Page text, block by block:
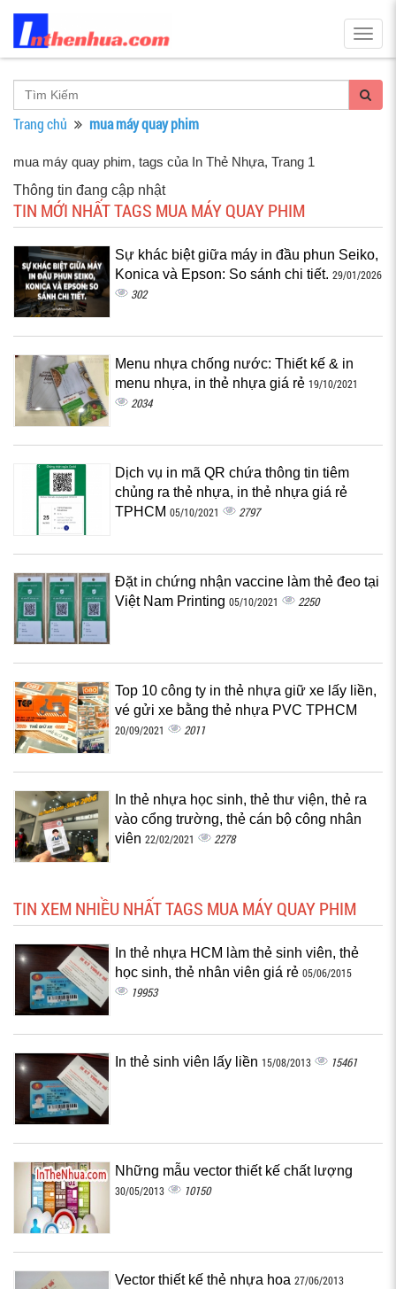
Trang chủ mua máy quay phim
mua máy quay phim, tags của In Thẻ Nhựa, Trang 1
Thông tin đang cập nhật
TIN MỚI NHẤT TAGS MUA MÁY QUAY PHIM
Sự khác biệt giữa máy in đầu phun Seiko,
Konica và Epson: So sánh chi tiết. 29/01/2026
302
Menu nhựa chống nước: Thiết kế & in
menu nhựa, in thẻ nhựa giá rẻ 19/10/2021
2034
Dịch vụ in mã QR chứa thông tin tiêm
chủng ra thẻ nhựa, in thẻ nhựa giá rẻ
TPHCM 05/10/2021 2797
Đặt in chứng nhận vaccine làm thẻ đeo tại
Việt Nam Printing 05/10/2021 2250
Top 10 công ty in thẻ nhựa giữ xe lấy liền,
vé gửi xe bằng thẻ nhựa PVC TPHCM
20/09/2021 2011
In thẻ nhựa học sinh, thẻ thư viện, thẻ ra
vào cổng trường, thẻ cán bộ công nhân
viên 22/02/2021 2278
TIN XEM NHIỀU NHẤT TAGS MUA MÁY QUAY PHIM
In thẻ nhựa HCM làm thẻ sinh viên, thẻ
học sinh, thẻ nhân viên giá rẻ 05/06/2015
19953
In thẻ sinh viên lấy liền 15/08/2013 15461
Những mẫu vector thiết kế chất lượng
30/05/2013 10150
Vector thiết kế thẻ nhựa hoa 27/06/2013